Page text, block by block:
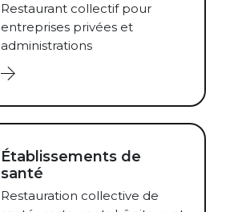
Restaurant collectif pour
entreprises privées et
administrations
Établissements de
santé
Restauration collective de